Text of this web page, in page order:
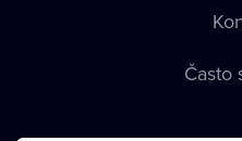
Často